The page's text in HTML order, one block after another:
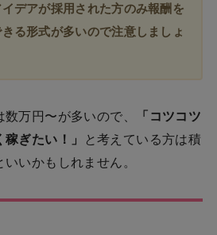
デアが採用された方のみ報酬を
る形式が多いので注意しましょ
万円〜が多いので、
「コツコツ
ぎたい！」
と考えている方は積
いかもしれません。